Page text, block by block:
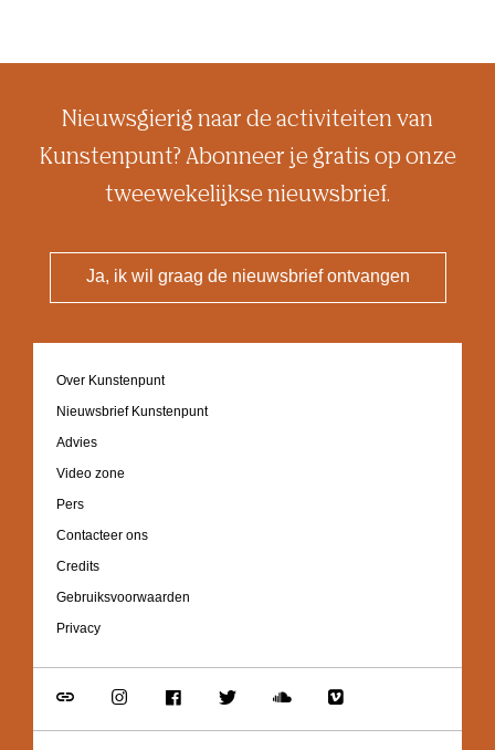
Nieuwsgierig naar de activiteiten van
Kunstenpunt? Abonneer je gratis op onze
tweewekelijkse nieuwsbrief.
Ja, ik wil graag de nieuwsbrief ontvangen
Footer
navigation
Over Kunstenpunt
Nieuwsbrief Kunstenpunt
Advies
Video zone
Pers
Contacteer ons
Credits
Gebruiksvoorwaarden
Privacy
Go
to
Go
to
Go
to
Go
to
Go
to
to